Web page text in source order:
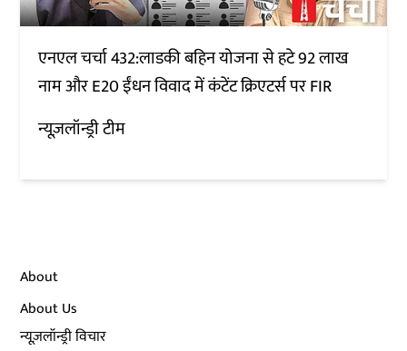
एनएल चर्चा 432:लाडकी बहिन योजना से हटे 92 लाख
नाम और E20 ईंधन विवाद में कंटेंट क्रिएटर्स पर FIR
न्यूज़लॉन्ड्री टीम
About
About Us
न्यूज़लॉन्ड्री विचार